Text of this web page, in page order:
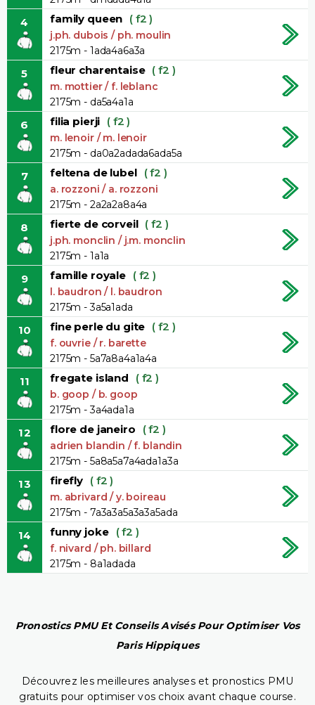
4 family queen ( f2 )
j.ph. dubois / ph. moulin
2175m - 1ada4a6a3a
5 fleur charentaise ( f2 )
m. mottier / f. leblanc
2175m - da5a4a1a
6 filia pierji ( f2 )
m. lenoir / m. lenoir
2175m - da0a2adada6ada5a
7 feltena de lubel ( f2 )
a. rozzoni / a. rozzoni
2175m - 2a2a2a8a4a
8 fierte de corveil ( f2 )
j.ph. monclin / j.m. monclin
2175m - 1a1a
9 famille royale ( f2 )
l. baudron / l. baudron
2175m - 3a5a1ada
10 fine perle du gite ( f2 )
f. ouvrie / r. barette
2175m - 5a7a8a4a1a4a
11 fregate island ( f2 )
b. goop / b. goop
2175m - 3a4ada1a
12 flore de janeiro ( f2 )
adrien blandin / f. blandin
2175m - 5a8a5a7a4ada1a3a
13 firefly ( f2 )
m. abrivard / y. boireau
2175m - 7a3a3a5a3a3a5ada
14 funny joke ( f2 )
f. nivard / ph. billard
2175m - 8a1adada
Pronostics PMU Et Conseils Avisés Pour Optimiser Vos
Paris Hippiques
Découvrez les meilleures analyses et pronostics PMU
gratuits pour optimiser vos choix avant chaque course.